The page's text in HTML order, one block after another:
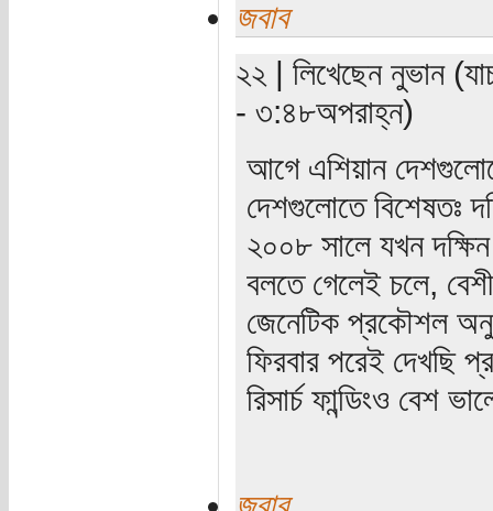
জবাব
২২ | লিখেছেন নুভান
- ৩:৪৮অপরাহ্ন)
আগে এশিয়ান
দেশগুলোতে বিশেষতঃ
২০০৮ সালে যখন
বলতে গেলেই চলে,
জেনেটিক প্রকৌশল
ফিরবার পরেই দেখছি
রিসার্চ ফান্ডিংও বেশ